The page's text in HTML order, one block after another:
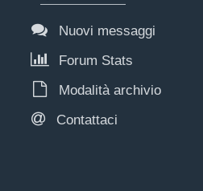
Nuovi messaggi
Forum Stats
Modalità archivio
Contattaci